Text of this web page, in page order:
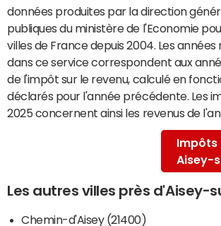
données produites par la direction
publiques du ministère de l'Economie
villes de France depuis 2004. Les
dans ce service correspondent aux
de l'impôt sur le revenu, calculé en
déclarés pour l'année précédente. Les
2025 concernent ainsi les revenus de
Impôts
Aisey-
Les autres villes près d'Aisey-
Chemin-d'Aisey (21400)